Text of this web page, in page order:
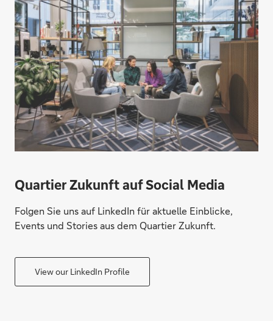
Quartier Zukunft auf Social Media
Folgen Sie uns auf LinkedIn für aktuelle Einblicke,
Events und Stories aus dem Quartier Zukunft.
View our LinkedIn Profile